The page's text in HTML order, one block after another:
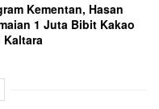
Kementan, Hasan
1 Juta Bibit Kakao
Kaltara